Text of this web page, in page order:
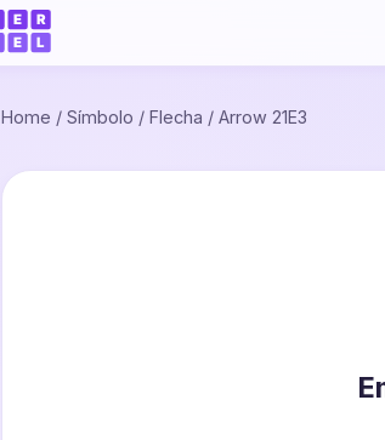
Home / Símbolo / Flecha / Arrow 21E3